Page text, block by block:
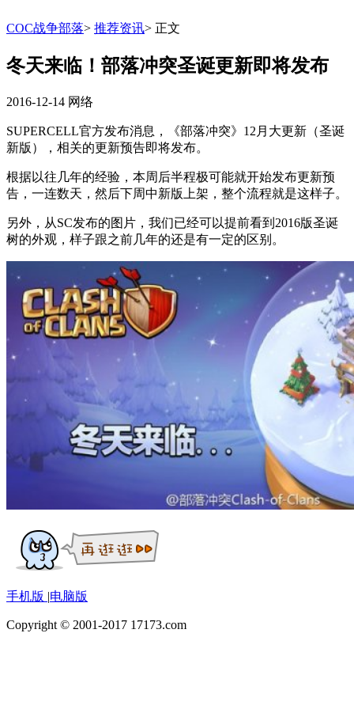
COC战争部落> 推荐资讯> 正文
冬天来临！部落冲突圣诞更新即将发布
2016-12-14 网络
SUPERCELL官方发布消息，《部落冲突》12月大更新（圣诞
新版），相关的更新预告即将发布。
根据以往几年的经验，本周后半程极可能就开始发布更新预
告，一连数天，然后下周中新版上架，整个流程就是这样子。
另外，从SC发布的图片，我们已经可以提前看到2016版圣诞
树的外观，样子跟之前几年的还是有一定的区别。
手机版 |电脑版
Copyright © 2001-2017 17173.com